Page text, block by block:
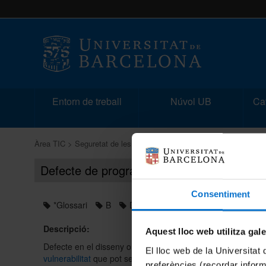
Consentiment
Aquest lloc web utilitza
El lloc web de la Universitat
Entorn de treball Núvol UB
Àrea TIC Seguretat de les dades
Defecte de programari / Bug
*Glossari B
D
Descripció:
Defecte en el disseny o el codi d'un programa, que tant
vulnerabilitatque pot ser aprofitada per un atacant Bug